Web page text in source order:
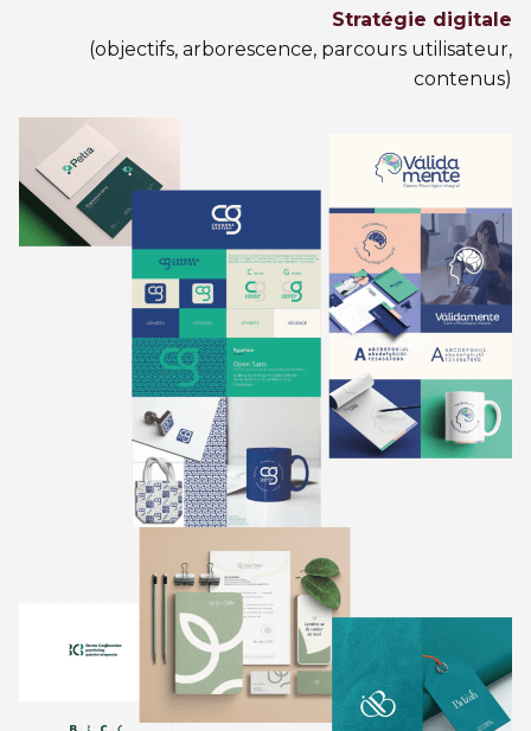
Stratégie digitale
(objectifs, arborescence, parcours utilisateur,
contenus)